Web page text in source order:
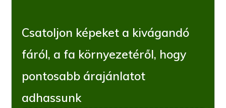
Csatoljon képeket a kivágandó
fáról, a fa környezetéről, hogy
pontosabb árajánlatot
adhassunk